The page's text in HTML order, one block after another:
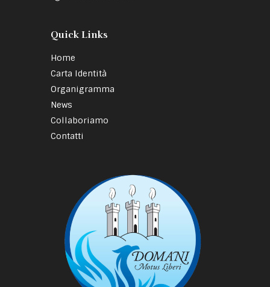
Quick Links
Home
Carta Identità
Organigramma
News
Collaboriamo
Contatti